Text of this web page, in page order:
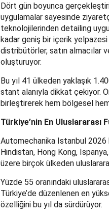
Dört gün boyunca
uygulamalar sayesinde
teknolojilerinden detailing
kadar geniş bir içerik
distribütörler, satın almacılar
oluşturuyor.
Bu yıl 41 ülkeden yaklaşık
stant alanıyla dikkat çekiyor.
birleştirerek hem bölgesel
Türkiye’nin En Uluslararası
Automechanika Istanbul 2026
Hindistan, Hong Kong,
üzere birçok ülkeden
Yüzde 55 oranındaki
Türkiye’de düzenlenen en
özelliğini bu yıl da sürdürüyor.